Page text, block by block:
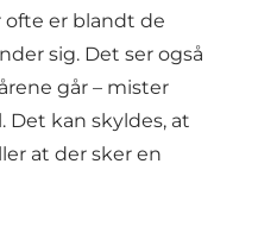
ofte er blandt de
sig. Det ser også
går – mister
Det kan skyldes, at
at der sker en